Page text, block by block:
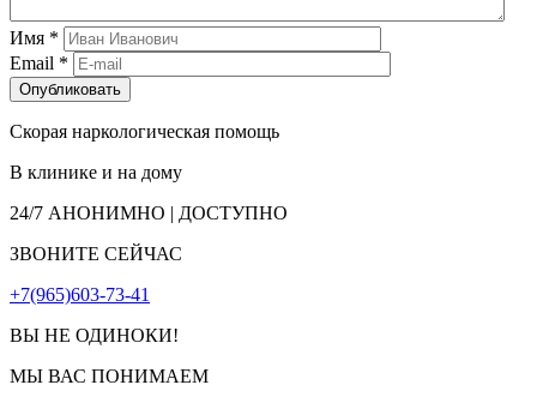
Имя *
Email *
Скорая наркологическая помощь
В клинике и на дому
24/7 АНОНИМНО | ДОСТУПНО
ЗВОНИТЕ СЕЙЧАС
+7(965)603-73-41
ВЫ НЕ ОДИНОКИ!
МЫ ВАС ПОНИМАЕМ